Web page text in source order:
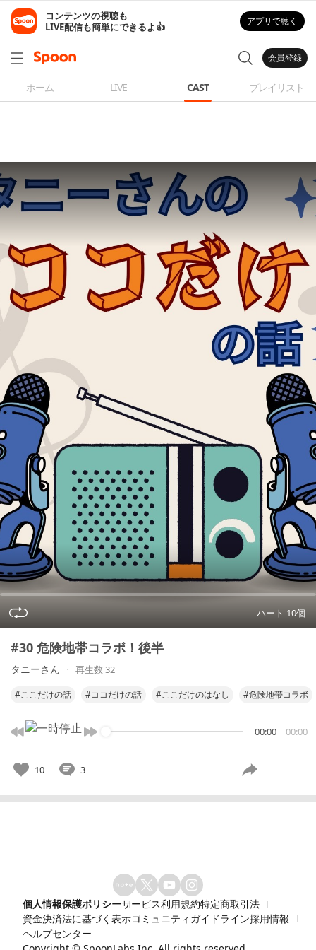
コンテンツの視聴も
LIVE配信も簡単にできるよ👍
アプリで聴く
会員登録
ホーム LIVE CAST プレイリスト
ハート 10個
#30 危険地帯コラボ！後半
タニーさん 再生数 32
#ここだけの話 #ココだけの話 #ここだけのはなし #危険地帯コラボ
00:00 00:00
10 3
個人情報保護ポリシーサービス利用規約特定商取引法
資金決済法に基づく表示コミュニティガイドライン採用情報
ヘルプセンター